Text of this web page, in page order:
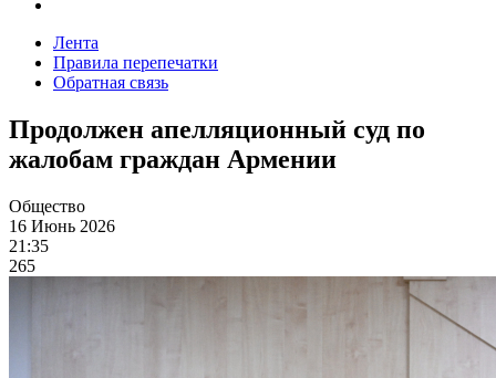
Лента
Правила перепечатки
Обратная связь
Продолжен апелляционный суд по
жалобам граждан Армении
Общество
16 Июнь 2026
21:35
265